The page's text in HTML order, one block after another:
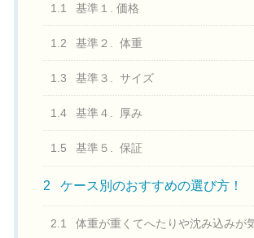
1.1 基準１. 価格
1.2 基準２. 体重
1.3 基準３. サイズ
1.4 基準４. 厚み
1.5 基準５. 保証
2 ケース別のおすすめの選び方！
2.1
体重が重くてへたりや沈み込みが